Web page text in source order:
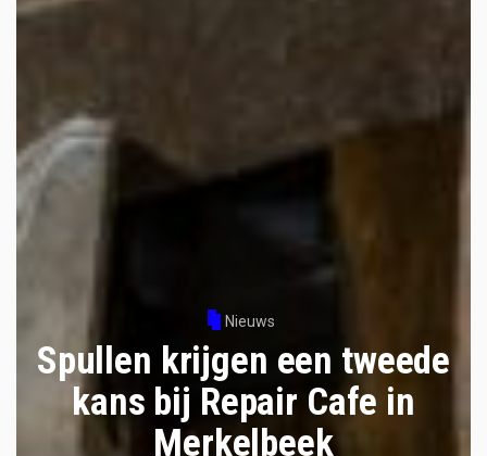
Nieuws
Spullen krijgen een tweede
kans bij Repair Cafe in
Merkelbeek